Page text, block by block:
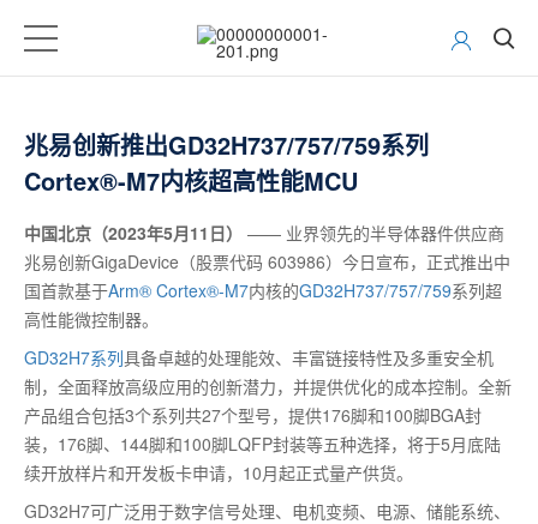
兆易创新推出GD32H737/757/759系列
Cortex®-M7内核超高性能MCU
中国北京（2023年5月11日）
—— 业界领先的半导体器件供应商
兆易创新GigaDevice（股票代码 603986）今日宣布，正式推出中
国首款基于Arm® Cortex®-M7内核的GD32H737/757/759系列超
高性能微控制器。
GD32H7系列具备卓越的处理能效、丰富链接特性及多重安全机
制，全面释放高级应用的创新潜力，并提供优化的成本控制。全新
产品组合包括3个系列共27个型号，提供176脚和100脚BGA封
装，176脚、144脚和100脚LQFP封装等五种选择，将于5月底陆
续开放样片和开发板卡申请，10月起正式量产供货。
GD32H7可广泛用于数字信号处理、电机变频、电源、储能系统、